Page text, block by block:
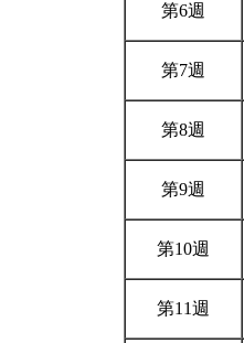
第6週
第7週
第8週
第9週
第10週
第11週